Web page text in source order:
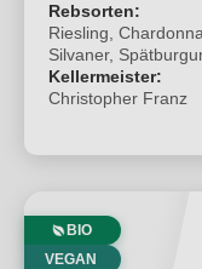
Steinacker &
Rebsorten:
Riesling,
Silvaner,
Kellermeister:
Christopher Franz
BIO
VEGAN